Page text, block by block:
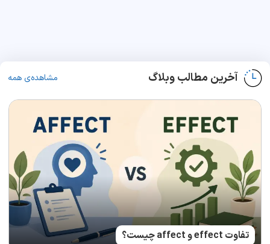
آخرین مطالب وبلاگ مشاهده‌ی همه
تفاوت effect و affect چیست؟